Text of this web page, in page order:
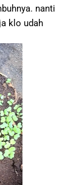
nanti
klo udah